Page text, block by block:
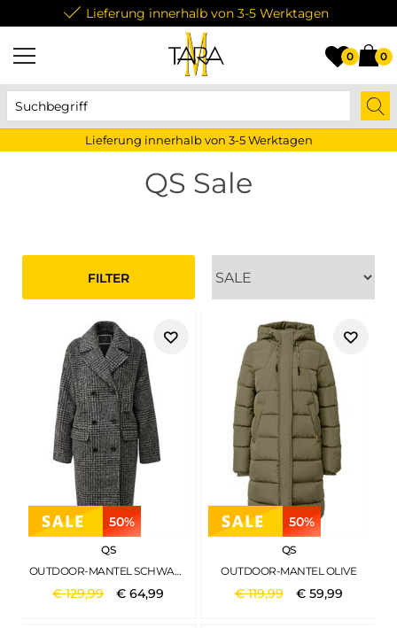
Lieferung innerhalb von 3-5 Werktagen
0 0
Lieferung innerhalb von 3-5 Werktagen
QS Sale
FILTER
50%
QS
OUTDOOR-MANTEL SCHWARZ
€129,99 €64,99
50%
QS
OUTDOOR-MANTEL OLIVE
€119,99 € 59,99